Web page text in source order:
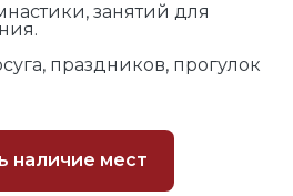
занятий для
праздников, прогулок
наличие мест